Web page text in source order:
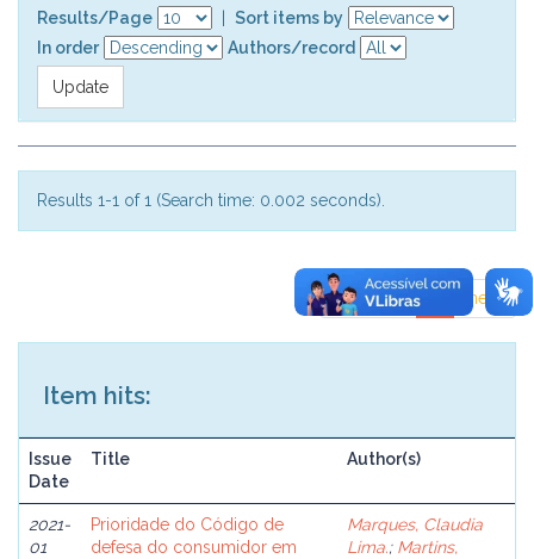
Results/Page
Sort items by
In order
Authors/record
Results 1-1 of 1 (Search time: 0.002 seconds).
previous next
Item hits:
Issue
Date
Title Author(s)
2021-
01
Prioridade do Código de
defesa do consumidor em
Marques, Claudia
Lima.; Martins,